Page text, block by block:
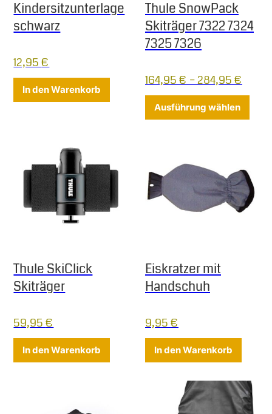
Kindersitzunterlage
schwarz
12,95€
In den Warenkorb
Thule SnowPack
Skiträger 7322 7324
7325 7326
164,95€ –284,95€
Ausführung wählen
Thule SkiClick
Skiträger
59,95€
In den Warenkorb
Eiskratzer mit
Handschuh
9,95€
In den Warenkorb